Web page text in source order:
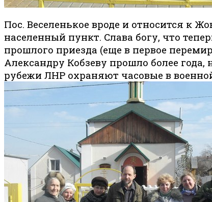
Пос. Веселенькое вроде и относится к
населенный пункт. Слава богу, что
прошлого приезда (еще в первое
Александру Кобзеву прошло более
рубежи ЛНР охраняют часовые в